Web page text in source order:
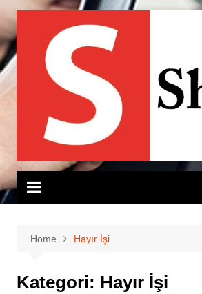
Skip
to
content
Home Hayır İşi
Kategori: Hayır İşi